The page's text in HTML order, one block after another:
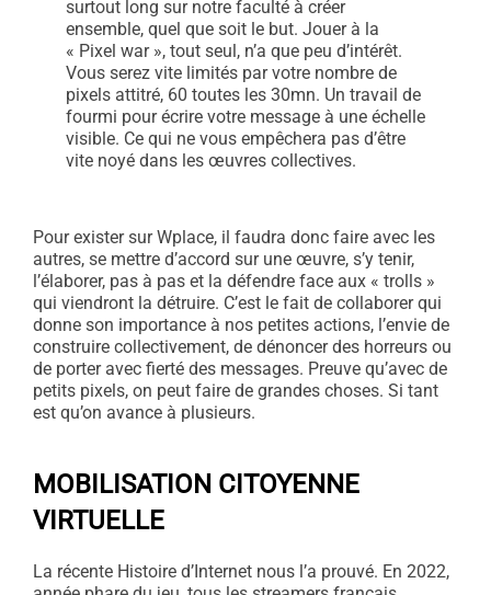
surtout long sur notre faculté à créer
ensemble, quel que soit le but. Jouer à la
« Pixel war », tout seul, n’a que peu d’intérêt.
Vous serez vite limités par votre nombre de
pixels attitré, 60 toutes les 30mn. Un travail de
fourmi pour écrire votre message à une échelle
visible. Ce qui ne vous empêchera pas d’être
vite noyé dans les œuvres collectives.
Pour exister sur Wplace, il faudra donc faire avec les
autres, se mettre d’accord sur une œuvre, s’y tenir,
l’élaborer, pas à pas et la défendre face aux « trolls »
qui viendront la détruire. C’est le fait de collaborer qui
donne son importance à nos petites actions, l’envie de
construire collectivement, de dénoncer des horreurs ou
de porter avec fierté des messages. Preuve qu’avec de
petits pixels, on peut faire de grandes choses. Si tant
est qu’on avance à plusieurs.
MOBILISATION CITOYENNE
VIRTUELLE
La récente Histoire d’Internet nous l’a prouvé. En 2022,